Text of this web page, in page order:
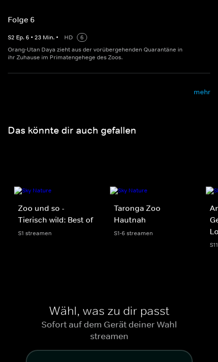
Folge 6
S2 Ep.6 • 23 Min. • HD
6
Orang-Utan Daya zieht aus der vorübergehenden Quarantäne in
ihr Zuhause im Primatengehege des Zoos.
mehr
Das könnte dir auch gefallen
Zoo und so -
Tierisch wild: Best of
S1 streamen
Taronga Zoo
Hautnah
S1-6 streamen
Wähl, was zu dir passt
Sofort auf dem Gerät deiner Wahl
streamen